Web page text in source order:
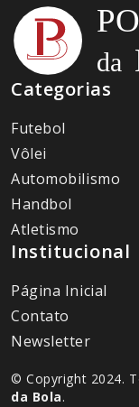
Categorias
Futebol
Vôlei
Automobilismo
Handbol
Atletismo
Institucional
Página Inicial
Contato
Newsletter
© Copyright 2024.
da Bola.